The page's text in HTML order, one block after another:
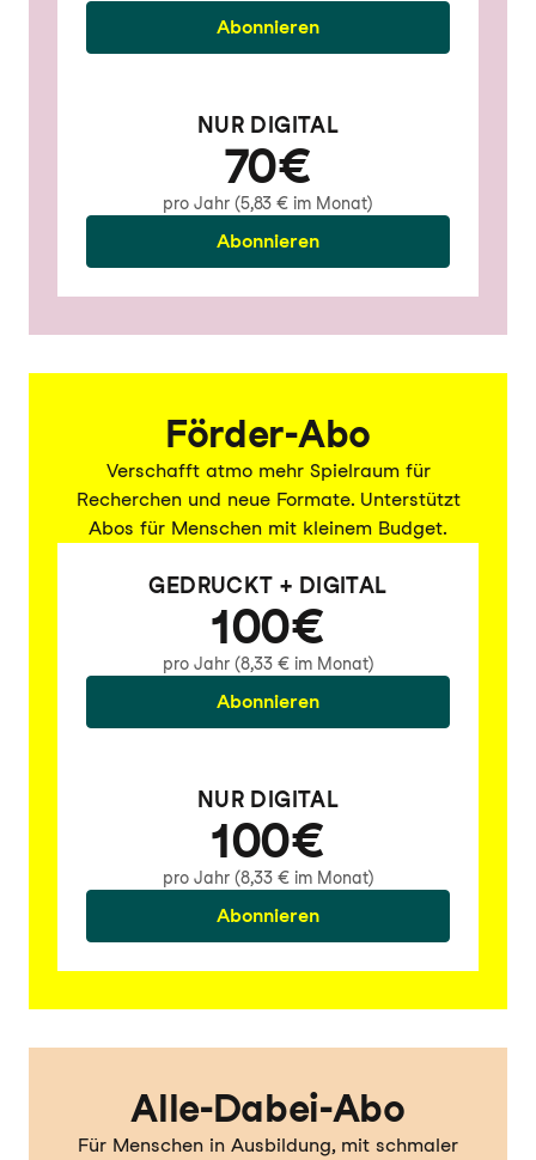
Abonnieren
NUR DIGITAL
70€
pro Jahr (5,83 € im Monat)
Abonnieren
Förder-Abo
Verschafft atmo mehr Spielraum für
Recherchen und neue Formate. Unterstützt
Abos für Menschen mit kleinem Budget.
GEDRUCKT + DIGITAL
100€
pro Jahr (8,33 € im Monat)
Abonnieren
NUR DIGITAL
100€
pro Jahr (8,33 € im Monat)
Abonnieren
Alle-Dabei-Abo
Für Menschen in Ausbildung, mit schmaler